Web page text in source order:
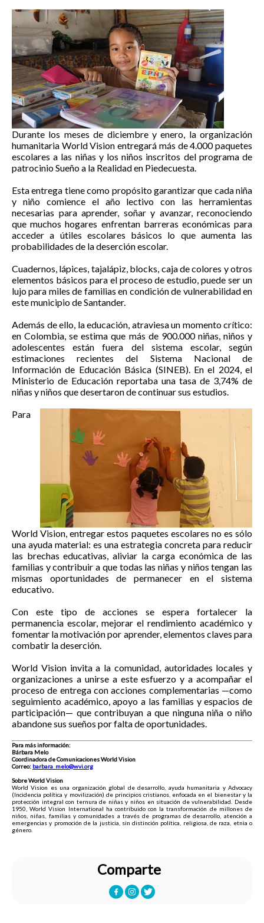
Durante los meses de diciembre y enero, la organización
humanitaria World Vision entregará más de 4.000 paquetes
escolares a las niñas y los niños inscritos del programa de
patrocinio Sueño a la Realidad en Piedecuesta.
Esta entrega tiene como propósito garantizar que cada niña
y niño comience el año lectivo con las herramientas
necesarias para aprender, soñar y avanzar, reconociendo
que muchos hogares enfrentan barreras económicas para
acceder a útiles escolares básicos lo que aumenta las
probabilidades de la deserción escolar.
Cuadernos, lápices, tajalápiz, blocks, caja de colores y otros
elementos básicos para el proceso de estudio, puede ser un
lujo para miles de familias en condición de vulnerabilidad en
este municipio de Santander.
Además de ello, la educación, atraviesa un momento crítico:
en Colombia, se estima que más de 900.000 niñas, niños y
adolescentes están fuera del sistema escolar, según
estimaciones recientes del Sistema Nacional de
Información de Educación Básica (SINEB). En el 2024, el
Ministerio de Educación reportaba una tasa de 3,74% de
niñas y niños que desertaron de continuar sus estudios.
Para
World Vision, entregar estos paquetes escolares no es sólo
una ayuda material: es una estrategia concreta para reducir
las brechas educativas, aliviar la carga económica de las
familias y contribuir a que todas las niñas y niños tengan las
mismas oportunidades de permanecer en el sistema
educativo.
Con este tipo de acciones se espera fortalecer la
permanencia escolar, mejorar el rendimiento académico y
fomentar la motivación por aprender, elementos claves para
combatir la deserción.
World Vision invita a la comunidad, autoridades locales y
organizaciones a unirse a este esfuerzo y a acompañar el
proceso de entrega con acciones complementarias —como
seguimiento académico, apoyo a las familias y espacios de
participación— que contribuyan a que ninguna niña o niño
abandone sus sueños por falta de oportunidades.
Para más información:
Bárbara Melo
Coordinadora de Comunicaciones World Vision
Correo: barbara_melo@wvi.org
Sobre World Vision
World Vision es una organización global de desarrollo, ayuda humanitaria y Advocacy
(Incidencia política y movilización) de principios cristianos, enfocada en el bienestar y la
protección integral con ternura de niñas y niños en situación de vulnerabilidad. Desde
1950, World Vision International ha contribuido con la transformación de millones de
niños, niñas, familias y comunidades a través de programas de desarrollo, atención a
emergencias y promoción de la justicia, sin distinción política, religiosa, de raza, etnia o
género.
Comparte